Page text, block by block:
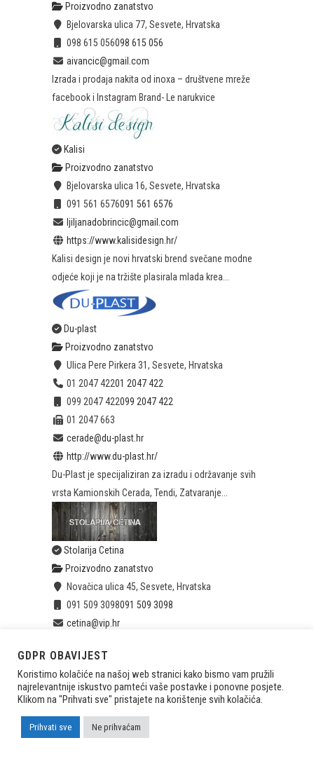
Proizvodno zanatstvo
Bjelovarska ulica 77, Sesvete, Hrvatska
098 615 056098 615 056
aivancic@gmail.com
Izrada i prodaja nakita od inoxa – društvene mreže
facebook i Instagram Brand- Le narukvice
Kalisi
Proizvodno zanatstvo
Bjelovarska ulica 16, Sesvete, Hrvatska
091 561 6576091 561 6576
ljiljanadobrincic@gmail.com
https://www.kalisidesign.hr/
Kalisi design je novi hrvatski brend svečane modne
odjeće koji je na tržište plasirala mlada krea...
Du-plast
Proizvodno zanatstvo
Ulica Pere Pirkera 31, Sesvete, Hrvatska
01 2047 42201 2047 422
099 2047 422099 2047 422
01 2047 663
cerade@du-plast.hr
http://www.du-plast.hr/
Du-Plast je specijaliziran za izradu i održavanje svih
vrsta Kamionskih Cerada, Tendi, Zatvaranje...
Stolarija Cetina
Proizvodno zanatstvo
Novačica ulica 45, Sesvete, Hrvatska
091 509 3098091 509 3098
cetina@vip.hr
ugradnja stolarije
GDPR OBAVIJEST
Koristimo kolačiće na našoj web stranici kako bismo vam pružili
najrelevantnije iskustvo pamteći vaše postavke i ponovne posjete.
Klikom na "Prihvati sve" pristajete na korištenje svih kolačića.
Prihvati sve Ne prihvaćam